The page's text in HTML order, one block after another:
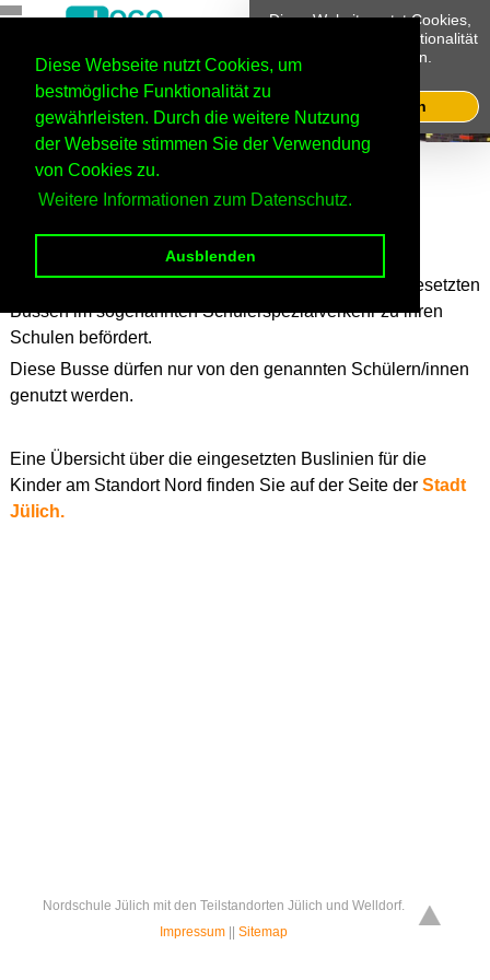
Diese Webseite nutzt Cookies, um
bestmögliche Funktionalität zu
gewährleisten. Durch die weitere Nutzung
der Webseite stimmen Sie der Verwendung
von Cookies zu.
Weitere Informationen zum Datenschutz.
Ausblenden
Home Infos und Links
Die Grundschüler/innen werden in extra hierfür eingesetzten
Bussen im sogenannten Schülerspezialverkehr zu ihren
Schulen befördert.
Diese Busse dürfen nur von den genannten Schülern/innen
genutzt werden.
Eine Übersicht über die eingesetzten Buslinien für die
Kinder am Standort Nord finden Sie auf der Seite der Stadt
Jülich.
Nordschule Jülich mit den Teilstandorten Jülich und Welldorf.
Impressum ||Sitemap
Diese Website nutzt Cookies,
um bestmögliche Funktionalität
bieten zu können.
Ok, verstanden